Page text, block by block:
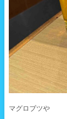
マグロブツや